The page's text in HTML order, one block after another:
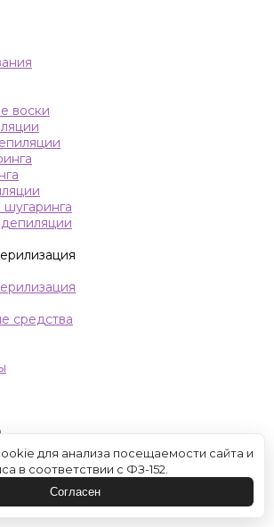
воски
средства
для анализа посещаемости сайта и
в соответствии с ФЗ-152.
Согласен